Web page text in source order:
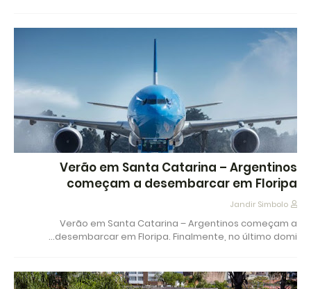
Verão em Santa Catarina – Argentinos
começam a desembarcar em Floripa
Jandir Simbolo
Verão em Santa Catarina – Argentinos começam a
desembarcar em Floripa. Finalmente, no último domi…